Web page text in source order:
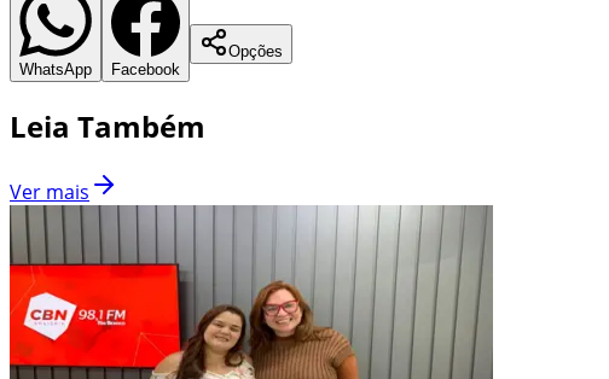
WhatsApp Facebook
Opções
Leia Também
Ver mais